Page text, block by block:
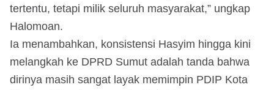
tertentu, tetapi milik seluruh masyarakat,” ungkap
Halomoan.
Ia menambahkan, konsistensi Hasyim hingga kini
melangkah ke DPRD Sumut adalah tanda bahwa
dirinya masih sangat layak memimpin PDIP Kota